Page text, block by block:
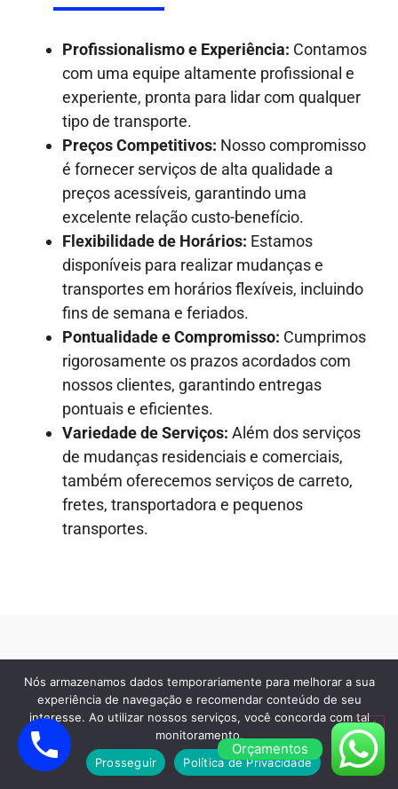
Profissionalismo e Experiência: Contamos
com uma equipe altamente profissional e
experiente, pronta para lidar com qualquer
tipo de transporte.
Preços Competitivos: Nosso compromisso
é fornecer serviços de alta qualidade a
preços acessíveis, garantindo uma
excelente relação custo-benefício.
Flexibilidade de Horários: Estamos
disponíveis para realizar mudanças e
transportes em horários flexíveis, incluindo
fins de semana e feriados.
Pontualidade e Compromisso: Cumprimos
rigorosamente os prazos acordados com
nossos clientes, garantindo entregas
pontuais e eficientes.
Variedade de Serviços: Além dos serviços
de mudanças residenciais e comerciais,
também oferecemos serviços de carreto,
fretes, transportadora e pequenos
transportes.
SERVIÇO DE TRANSPORTES DE MÓVEIS
EM SÃO PAULO
Serviço especializado em
Carreto Barato de Móveis,
Orçamentos
Nós armazenamos dados temporariamente para melhorar a sua
experiência de navegação e recomendar conteúdo de seu
interesse. Ao utilizar nossos serviços, você concorda com tal
monitoramento.
Prosseguir
Política de Privacidade